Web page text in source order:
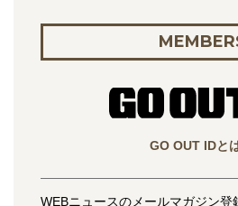
GO OUT IDと
WEBニュースのメールマガジン登